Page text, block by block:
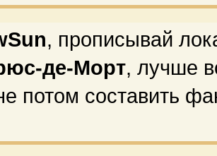
, прописывай
де-Морт, лучше
потом составить